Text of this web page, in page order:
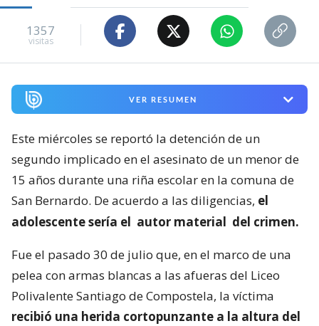
1357
visitas
VER RESUMEN
Este miércoles se reportó la detención de un
segundo implicado en el asesinato de un menor de
15 años durante una riña escolar en la comuna de
San Bernardo. De acuerdo a las diligencias, el
adolescente sería el autor material del crimen.
Fue el pasado 30 de julio que, en el marco de una
pelea con armas blancas a las afueras del Liceo
Polivalente Santiago de Compostela, la víctima
recibió una herida cortopunzante a la altura del